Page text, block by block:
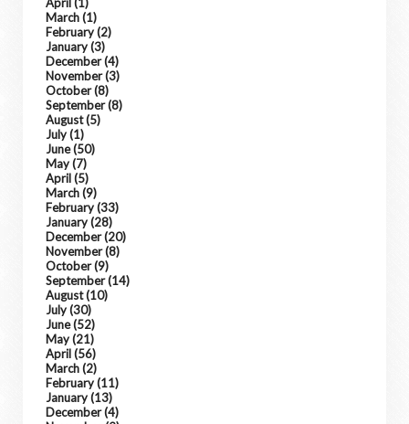
March(1)
February(2)
January(3)
December(4)
November(3)
October(8)
September(8)
August(5)
July(1)
June(50)
May(7)
April(5)
March(9)
February(33)
January(28)
December(20)
November(8)
October(9)
September(14)
August(10)
July(30)
June(52)
May(21)
April(56)
March(2)
February(11)
January(13)
December(4)